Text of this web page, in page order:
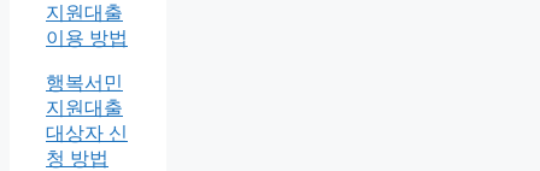
지원대출
이용 방법
행복서민
지원대출
대상자 신
청 방법